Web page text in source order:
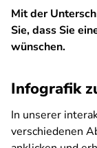
Mit der
Sie, dass Sie
wünschen.
Infografik
In unserer
verschiedenen